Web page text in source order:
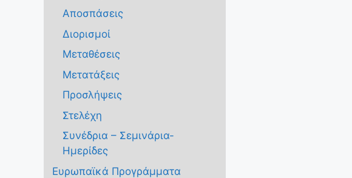
Αποσπάσεις
Διορισμοί
Μεταθέσεις
Μετατάξεις
Προσλήψεις
Στελέχη
Συνέδρια – Σεμινάρια-
Ημερίδες
Ευρωπαϊκά Προγράμματα